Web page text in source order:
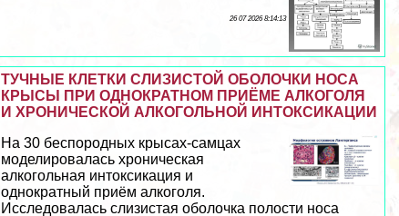
26 07 2026 8:14:13
ТУЧНЫЕ КЛЕТКИ СЛИЗИСТОЙ ОБОЛОЧКИ НОСА
КРЫСЫ ПРИ ОДНОКРАТНОМ ПРИЁМЕ АЛКОГОЛЯ
И ХРОНИЧЕСКОЙ АЛКОГОЛЬНОЙ ИНТОКСИКАЦИИ
На 30 беспородных крысах-самцах
моделировалась хроническая
алкогольная интоксикация и
однократный приём алкоголя.
Исследовалась слизистая оболочка полости носа